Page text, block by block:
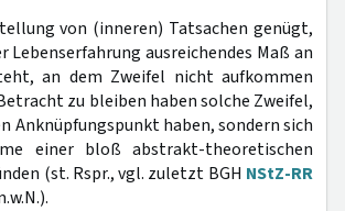
von (inneren) Tatsachen genügt,
Lebenserfahrung ausreichendes Maß an
an dem Zweifel nicht aufkommen
zu bleiben haben solche Zweifel,
Anknüpfungspunkt haben, sondern sich
einer bloß abstrakt-theoretischen
(st. Rspr., vgl. zuletzt BGH NStZ-RR